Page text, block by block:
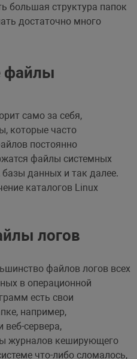
большая структура папок
достаточно много
файлы
само за себя,
которые часто
постоянно
файлы системных
данных и так далее.
каталогов Linux
логов
файлов логов всех
в операционной
есть свои
например,
сервера,
журналов кеширующего
что-либо сломалось,